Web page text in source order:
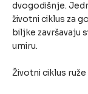
dvogodišnje.
životni ciklus za
biljke završavaju
umiru.
Životni ciklus ruže